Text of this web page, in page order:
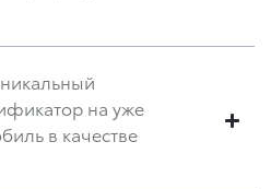
на уже
в качестве